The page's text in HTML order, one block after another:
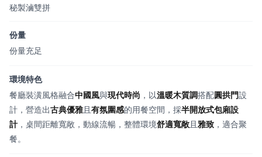
秘製滷雙拼
份量
份量充足
環境特色
餐廳裝潢風格融合中國風與現代時尚 ，以溫暖木質調搭配圓拱門設
計，營造出古典優雅且 有氛圍感的用餐空間，採半開放式包廂設
計，桌間距離寬敞，動線流暢，整體環境舒適寬敞 且 雅致 ，適合聚
餐。